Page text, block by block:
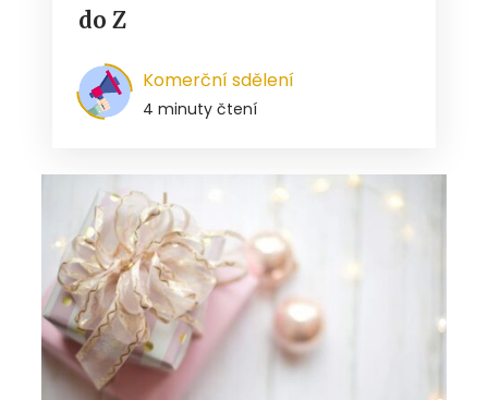
do Z
Komerční sdělení
4 minuty čtení